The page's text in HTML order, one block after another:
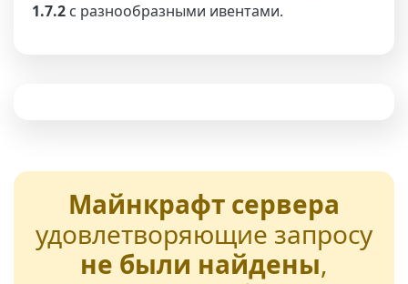
1.7.2 с разнообразными ивентами.
Майнкрафт сервера
удовлетворяющие запросу
не были найдены,